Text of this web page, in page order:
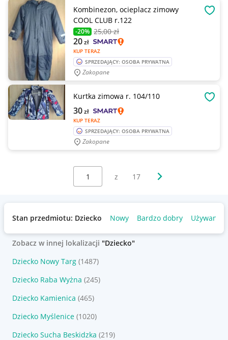
Kombinezon, ocieplacz zimowy
COOL CLUB r.122
-20% 25,00 zł
KUP TERAZ
20zł
SPRZEDAJĄCY: OSOBA PRYWATNA
Zakopane
Kurtka zimowa r. 104/110
KUP TERAZ
30zł
SPRZEDAJĄCY: OSOBA PRYWATNA
Zakopane
Wybierz stronę:
z 17 Następna strona
Stan przedmiotu: Dziecko Nowy Bardzo dobry Używany
Zobacz w innej lokalizacji "Dziecko"
Dziecko Nowy Targ (1487)
Dziecko Raba Wyżna (245)
Dziecko Kamienica (465)
Dziecko Myślenice (1020)
Dziecko Sucha Beskidzka (219)